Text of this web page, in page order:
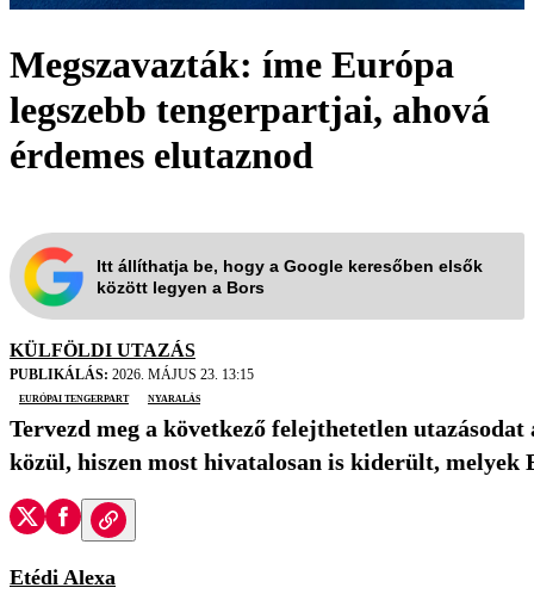
Megszavazták: íme Európa
legszebb tengerpartjai, ahová
érdemes elutaznod
Itt állíthatja be, hogy a Google keresőben elsők
között legyen a Bors
KÜLFÖLDI UTAZÁS
PUBLIKÁLÁS: 2026. MÁJUS 23. 13:15
európai tengerpart
nyaralás
Tervezd meg a következő felejthetetlen
közül, hiszen most hivatalosan is kiderült,
Etédi Alexa